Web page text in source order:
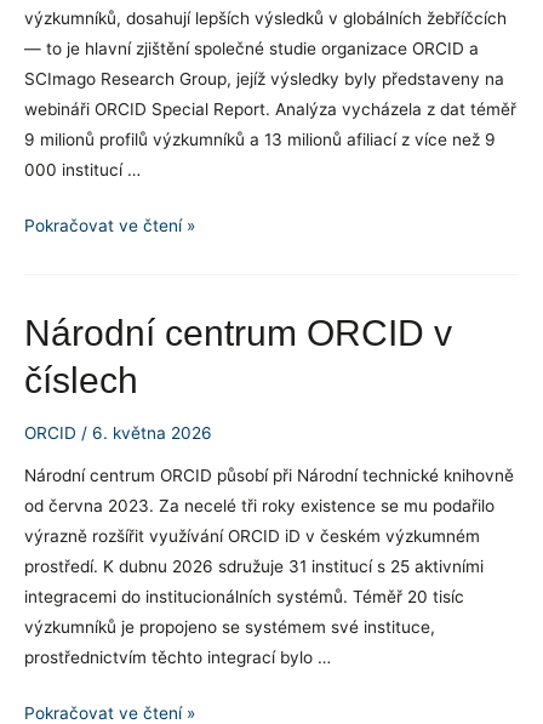
výzkumníků, dosahují lepších výsledků v globálních žebříčcích
— to je hlavní zjištění společné studie organizace ORCID a
SCImago Research Group, jejíž výsledky byly představeny na
webináři ORCID Special Report. Analýza vycházela z dat téměř
9 milionů profilů výzkumníků a 13 milionů afiliací z více než 9
000 institucí …
ORCID
nástroj:
data
potvrzují
s
lepší
viditelností
výzkumu
Pokračovat ve čtení »
Národní centrum ORCID v
číslech
ORCID / 6. května 2026
Národní centrum ORCID působí při Národní technické knihovně
od června 2023. Za necelé tři roky existence se mu podařilo
výrazně rozšířit využívání ORCID iD v českém výzkumném
prostředí. K dubnu 2026 sdružuje 31 institucí s 25 aktivními
integracemi do institucionálních systémů. Téměř 20 tisíc
výzkumníků je propojeno se systémem své instituce,
prostřednictvím těchto integrací bylo …
Národní
Pokračovat ve čtení »